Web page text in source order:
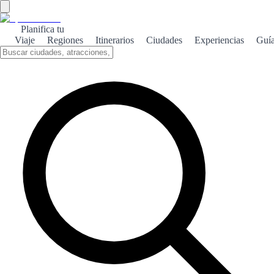
Planifica tu
Viaje
Regiones Itinerarios Ciudades Experiencias
Chipiona es un paraíso costero en la Costa de la Luz, conocido por
sus playas de arena dorada y su ambiente relajante.
Sobre el tema
Chipiona, situada en la provincia de Cádiz, es famosa por sus
extensas playas que atraen a miles de visitantes cada año. La Playa
de Regla, con su emblemático faro, es ideal para disfrutar del sol y
del mar. Además de su belleza natural, Chipiona ofrece una amplia
gama de actividades acuáticas, desde paddle surf hasta paseos en
barco. Las aguas tranquilas son perfectas para familias y aquellos
que buscan relajarse. No te pierdas la oportunidad de degustar la